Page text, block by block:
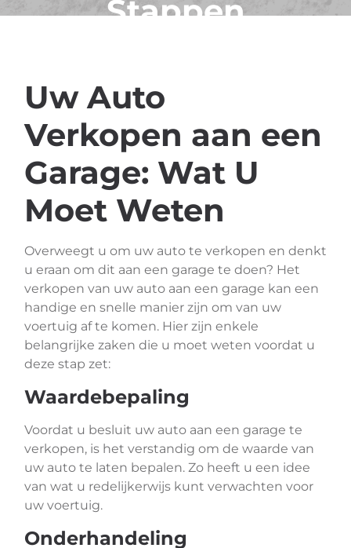
Stappen
Uw Auto
Verkopen aan een
Garage: Wat U
Moet Weten
Overweegt u om uw auto te verkopen en denkt
u eraan om dit aan een garage te doen? Het
verkopen van uw auto aan een garage kan een
handige en snelle manier zijn om van uw
voertuig af te komen. Hier zijn enkele
belangrijke zaken die u moet weten voordat u
deze stap zet:
Waardebepaling
Voordat u besluit uw auto aan een garage te
verkopen, is het verstandig om de waarde van
uw auto te laten bepalen. Zo heeft u een idee
van wat u redelijkerwijs kunt verwachten voor
uw voertuig.
Onderhandeling